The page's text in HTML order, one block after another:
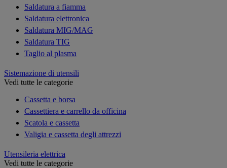
Saldatura a fiamma
Saldatura elettronica
Saldatura MIG/MAG
Saldatura TIG
Taglio al plasma
Sistemazione di utensili
Vedi tutte le categorie
Cassetta e borsa
Cassettiera e carrello da officina
Scatola e cassetta
Valigia e cassetta degli attrezzi
Utensileria elettrica
Vedi tutte le categorie